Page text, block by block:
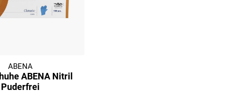
ABENA
ABENA Nitril
Puderfrei